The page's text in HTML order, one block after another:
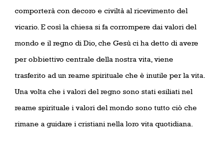
comporterà con decoro e civiltà al ricevimento del
vicario. E così la chiesa si fa corrompere dai valori del
mondo e il regno di Dio, che Gesù ci ha detto di avere
per obbiettivo centrale della nostra vita, viene
trasferito ad un reame spirituale che è inutile per la vita.
Una volta che i valori del regno sono stati esiliati nel
reame spirituale i valori del mondo sono tutto ciò che
rimane a guidare i cristiani nella loro vita quotidiana.